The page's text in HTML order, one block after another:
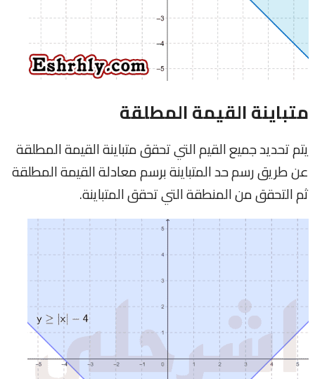
متباينة القيمة المطلقة
يتم تحديد جميع القيم التي تحقق متباينة القيمة المطلقة
عن طريق رسم حد المتباينة برسم معادلة القيمة المطلقة
ثم التحقق من المنطقة التي تحقق المتباينة.